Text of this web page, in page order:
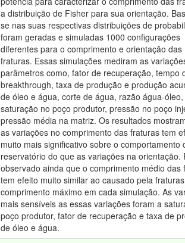
a distribuição de Fisher para sua orientação.
se nas suas respectivas distribuições de
foram geradas e simuladas 1000 configurações
diferentes para o comprimento e orientação das
fraturas. Essas simulações mediram as
parâmetros como, fator de recuperação, tempo
breakthrough, taxa de produção e produção
de óleo e água, corte de água, razão água-óleo,
saturação no poço produtor, pressão no poço
pressão média na matriz. Os resultados
as variações no comprimento das fraturas tem
muito mais significativo sobre o comportamento
reservatório do que as variações na orientação.
observado ainda que o comprimento médio das
tem efeito muito similar ao causado pela
comprimento máximo em cada simulação. As
mais sensíveis as essas variações foram a
poço produtor, fator de recuperação e taxa de
de óleo e água.